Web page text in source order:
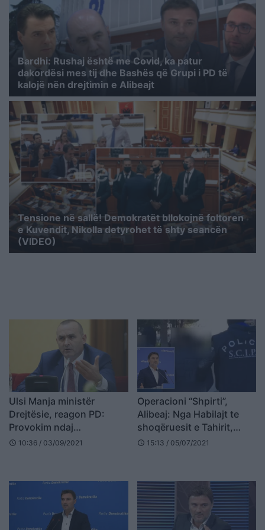
Bardhi: Rushaj është me Covid, ka patur
dakordësi mes tij dhe Bashës që Grupi i PD të
kalojë nën drejtimin e Alibeajt
Tensione në sallë! Demokratët bllokojnë foltoren
e Kuvendit, Nikolla detyrohet të shty seancën
(VIDEO)
Ulsi Manja ministër
Drejtësie, reagon PD:
Provokim ndaj
shqiptarëve
schedule 10:36 / 03/09/2021
Operacioni “Shpirti”,
Alibeaj: Nga Habilajt te
shoqëruesit e Tahirit,
faktet vërtetojnë akuzat
schedule 15:13 / 05/07/2021